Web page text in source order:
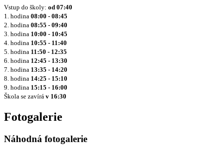
Vstup do školy: od 07:40
1. hodina 08:00 - 08:45
2. hodina 08:55 - 09:40
3. hodina 10:00 - 10:45
4. hodina 10:55 - 11:40
5. hodina 11:50 - 12:35
6. hodina 12:45 - 13:30
7. hodina 13:35 - 14:20
8. hodina 14:25 - 15:10
9. hodina 15:15 - 16:00
Škola se zavírá v 16:30
Fotogalerie
Náhodná fotogalerie